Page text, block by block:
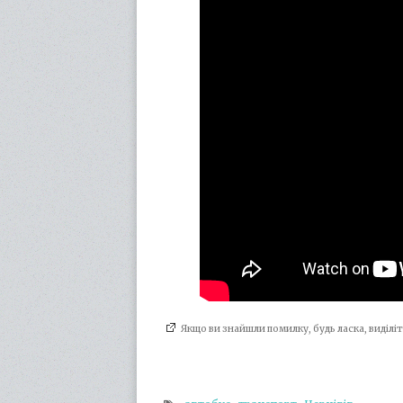
Якщо ви знайшли помилку, будь ласка,